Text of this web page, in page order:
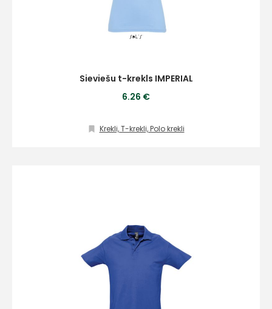
Sieviešu t-krekls IMPERIAL
6.26 €
Krekli, T-krekli, Polo krekli
Sazinies
+